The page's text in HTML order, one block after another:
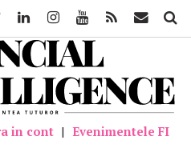
in cont | Evenimentele FI
LinkedinInstagramYoutube Feed Mail